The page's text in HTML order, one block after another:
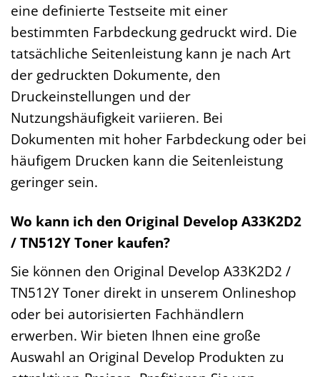
eine definierte Testseite mit einer
bestimmten Farbdeckung gedruckt wird. Die
tatsächliche Seitenleistung kann je nach Art
der gedruckten Dokumente, den
Druckeinstellungen und der
Nutzungshäufigkeit variieren. Bei
Dokumenten mit hoher Farbdeckung oder bei
häufigem Drucken kann die Seitenleistung
geringer sein.
Wo kann ich den Original Develop A33K2D2
/ TN512Y Toner kaufen?
Sie können den Original Develop A33K2D2 /
TN512Y Toner direkt in unserem Onlineshop
oder bei autorisierten Fachhändlern
erwerben. Wir bieten Ihnen eine große
Auswahl an Original Develop Produkten zu